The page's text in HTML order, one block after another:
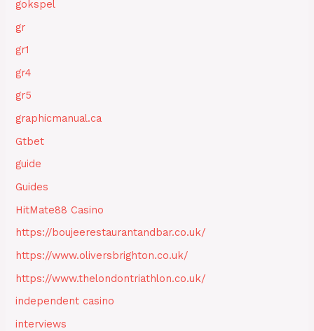
gokspel
gr
gr1
gr4
gr5
graphicmanual.ca
Gtbet
guide
Guides
HitMate88 Casino
https://boujeerestaurantandbar.co.uk/
https://www.oliversbrighton.co.uk/
https://www.thelondontriathlon.co.uk/
independent casino
interviews